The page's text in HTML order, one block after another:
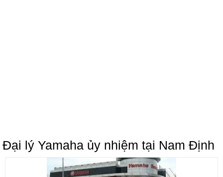
Đại lý Yamaha ủy nhiệm tại Nam Định